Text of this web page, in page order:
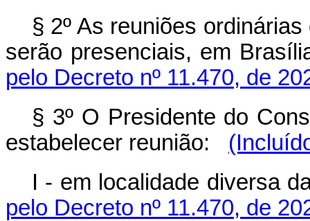
§ 2º As reuniões
serão presenciais, em
pelo Decreto nº 11.470, de
§ 3º O Presidente do
estabelecer reunião:
I - em localidade diversa
pelo Decreto nº 11.470, de